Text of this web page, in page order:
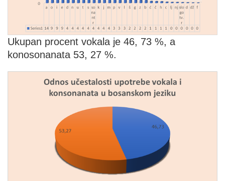
Ukupan procent vokala je 46, 73 %, a
konosonanata 53, 27 %.